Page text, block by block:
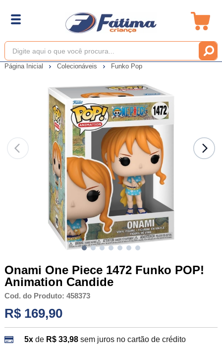
Página Inicial Colecionáveis Funko Pop
Onami One Piece 1472 Funko POP!
Animation Candide
Cod. do Produto: 458373
R$ 169,90
5xde R$ 33,98 sem juros no cartão de crédito